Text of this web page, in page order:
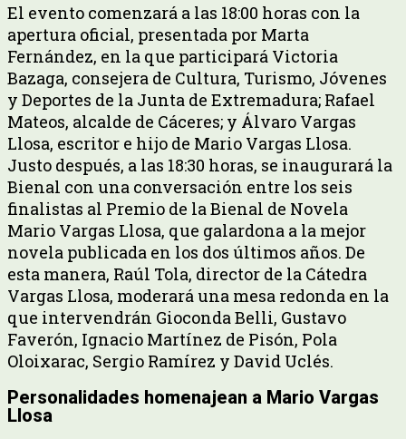
El evento comenzará a las 18:00 horas con la
apertura oficial, presentada por Marta
Fernández, en la que participará Victoria
Bazaga, consejera de Cultura, Turismo, Jóvenes
y Deportes de la Junta de Extremadura; Rafael
Mateos, alcalde de Cáceres; y Álvaro Vargas
Llosa, escritor e hijo de Mario Vargas Llosa.
Justo después, a las 18:30 horas, se inaugurará la
Bienal con una conversación entre los seis
finalistas al Premio de la Bienal de Novela
Mario Vargas Llosa, que galardona a la mejor
novela publicada en los dos últimos años. De
esta manera, Raúl Tola, director de la Cátedra
Vargas Llosa, moderará una mesa redonda en la
que intervendrán Gioconda Belli, Gustavo
Faverón, Ignacio Martínez de Pisón, Pola
Oloixarac, Sergio Ramírez y David Uclés.
Personalidades homenajean a Mario Vargas
Llosa